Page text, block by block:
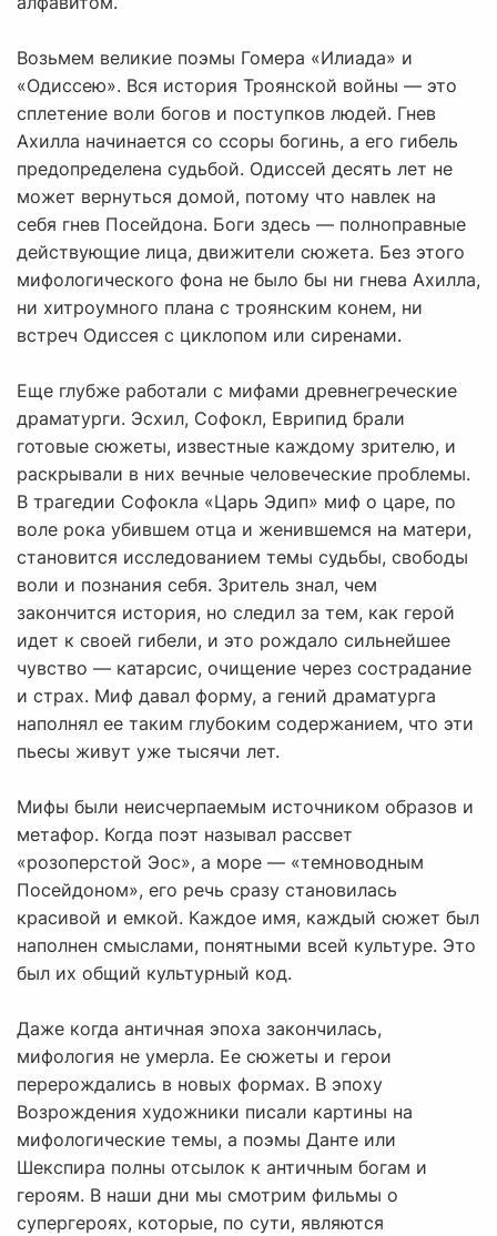
Возьмем великие поэмы Гомера «Илиада» и
«Одиссею». Вся история Троянской войны — это
сплетение воли богов и поступков людей. Гнев
Ахилла начинается со ссоры богинь, а его гибель
предопределена судьбой. Одиссей десять лет не
может вернуться домой, потому что навлек на
себя гнев Посейдона. Боги здесь — полноправные
действующие лица, движители сюжета. Без этого
мифологического фона не было бы ни гнева Ахилла,
ни хитроумного плана с троянским конем, ни
встреч Одиссея с циклопом или сиренами.
Еще глубже работали с мифами древнегреческие
драматурги. Эсхил, Софокл, Еврипид брали
готовые сюжеты, известные каждому зрителю, и
раскрывали в них вечные человеческие проблемы.
В трагедии Софокла «Царь Эдип» миф о царе, по
воле рока убившем отца и женившемся на матери,
становится исследованием темы судьбы, свободы
воли и познания себя. Зритель знал, чем
закончится история, но следил за тем, как герой
идет к своей гибели, и это рождало сильнейшее
чувство — катарсис, очищение через сострадание
и страх. Миф давал форму, а гений драматурга
наполнял ее таким глубоким содержанием, что эти
пьесы живут уже тысячи лет.
Мифы были неисчерпаемым источником образов и
метафор. Когда поэт называл рассвет
«розоперстой Эос», а море — «темноводным
Посейдоном», его речь сразу становилась
красивой и емкой. Каждое имя, каждый сюжет был
наполнен смыслами, понятными всей культуре. Это
был их общий культурный код.
Даже когда античная эпоха закончилась,
мифология не умерла. Ее сюжеты и герои
перерождались в новых формах. В эпоху
Возрождения художники писали картины на
мифологические темы, а поэмы Данте или
Шекспира полны отсылок к античным богам и
героям. В наши дни мы смотрим фильмы о
супергероях, которые, по сути, являются